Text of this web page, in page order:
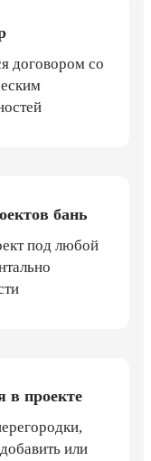
договором со
бань
под любой
в проекте
или